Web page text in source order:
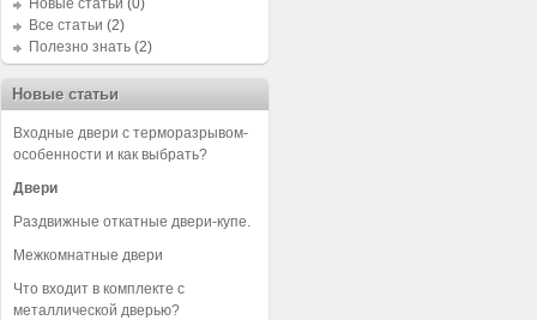
Новые статьи (0)
Все статьи (2)
Полезно знать (2)
Новые статьи
Входные двери с терморазрывом-
особенности и как выбрать?
Двери
Раздвижные откатные двери-купе.
Межкомнатные двери
Что входит в комплекте с
металлической дверью?